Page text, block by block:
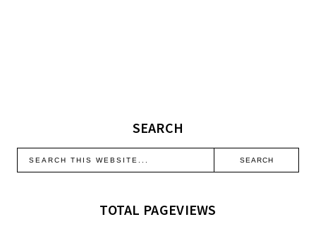
SEARCH
TOTAL PAGEVIEWS